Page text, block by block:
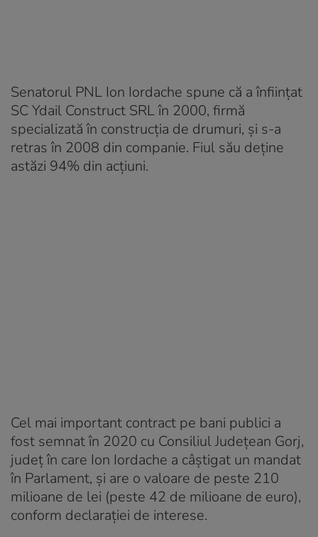
Senatorul PNL Ion Iordache spune că a înființat
SC Ydail Construct SRL în 2000, firmă
specializată în construcția de drumuri, și s-a
retras în 2008 din companie. Fiul său deține
astăzi 94% din acțiuni.
Cel mai important contract pe bani publici a
fost semnat în 2020 cu Consiliul Județean Gorj,
județ în care Ion Iordache a câștigat un mandat
în Parlament, și are o valoare de peste 210
milioane de lei (peste 42 de milioane de euro),
conform declarației de interese.